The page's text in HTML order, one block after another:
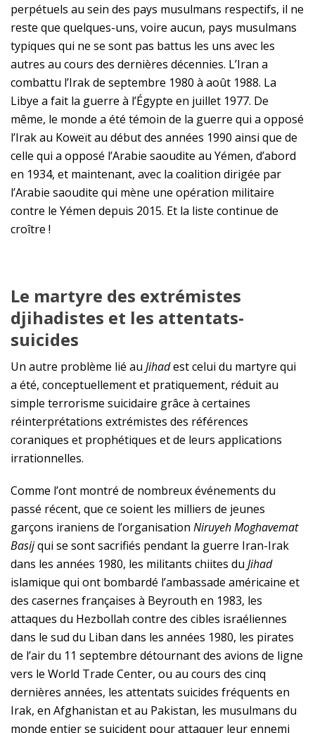
perpétuels au sein des pays musulmans respectifs, il ne
reste que quelques-uns, voire aucun, pays musulmans
typiques qui ne se sont pas battus les uns avec les
autres au cours des dernières décennies. L’Iran a
combattu l’Irak de septembre 1980 à août 1988. La
Libye a fait la guerre à l’Égypte en juillet 1977. De
même, le monde a été témoin de la guerre qui a opposé
l’Irak au Koweït au début des années 1990 ainsi que de
celle qui a opposé l’Arabie saoudite au Yémen, d’abord
en 1934, et maintenant, avec la coalition dirigée par
l’Arabie saoudite qui mène une opération militaire
contre le Yémen depuis 2015. Et la liste continue de
croître !
Le martyre des extrémistes
djihadistes et les attentats-
suicides
Un autre problème lié au Jihadest celui du martyre qui
a été, conceptuellement et pratiquement, réduit au
simple terrorisme suicidaire grâce à certaines
réinterprétations extrémistes des références
coraniques et prophétiques et de leurs applications
irrationnelles.
Comme l’ont montré de nombreux événements du
passé récent, que ce soient les milliers de jeunes
garçons iraniens de l’organisation Niruyeh Moghavemat
Basijqui se sont sacrifiés pendant la guerre Iran-Irak
dans les années 1980, les militants chiites du Jihad
islamique qui ont bombardé l’ambassade américaine et
des casernes françaises à Beyrouth en 1983, les
attaques du Hezbollah contre des cibles israéliennes
dans le sud du Liban dans les années 1980, les pirates
de l’air du 11 septembre détournant des avions de ligne
vers le World Trade Center, ou au cours des cinq
dernières années, les attentats suicides fréquents en
Irak, en Afghanistan et au Pakistan, les musulmans du
monde entier se suicident pour attaquer leur ennemi